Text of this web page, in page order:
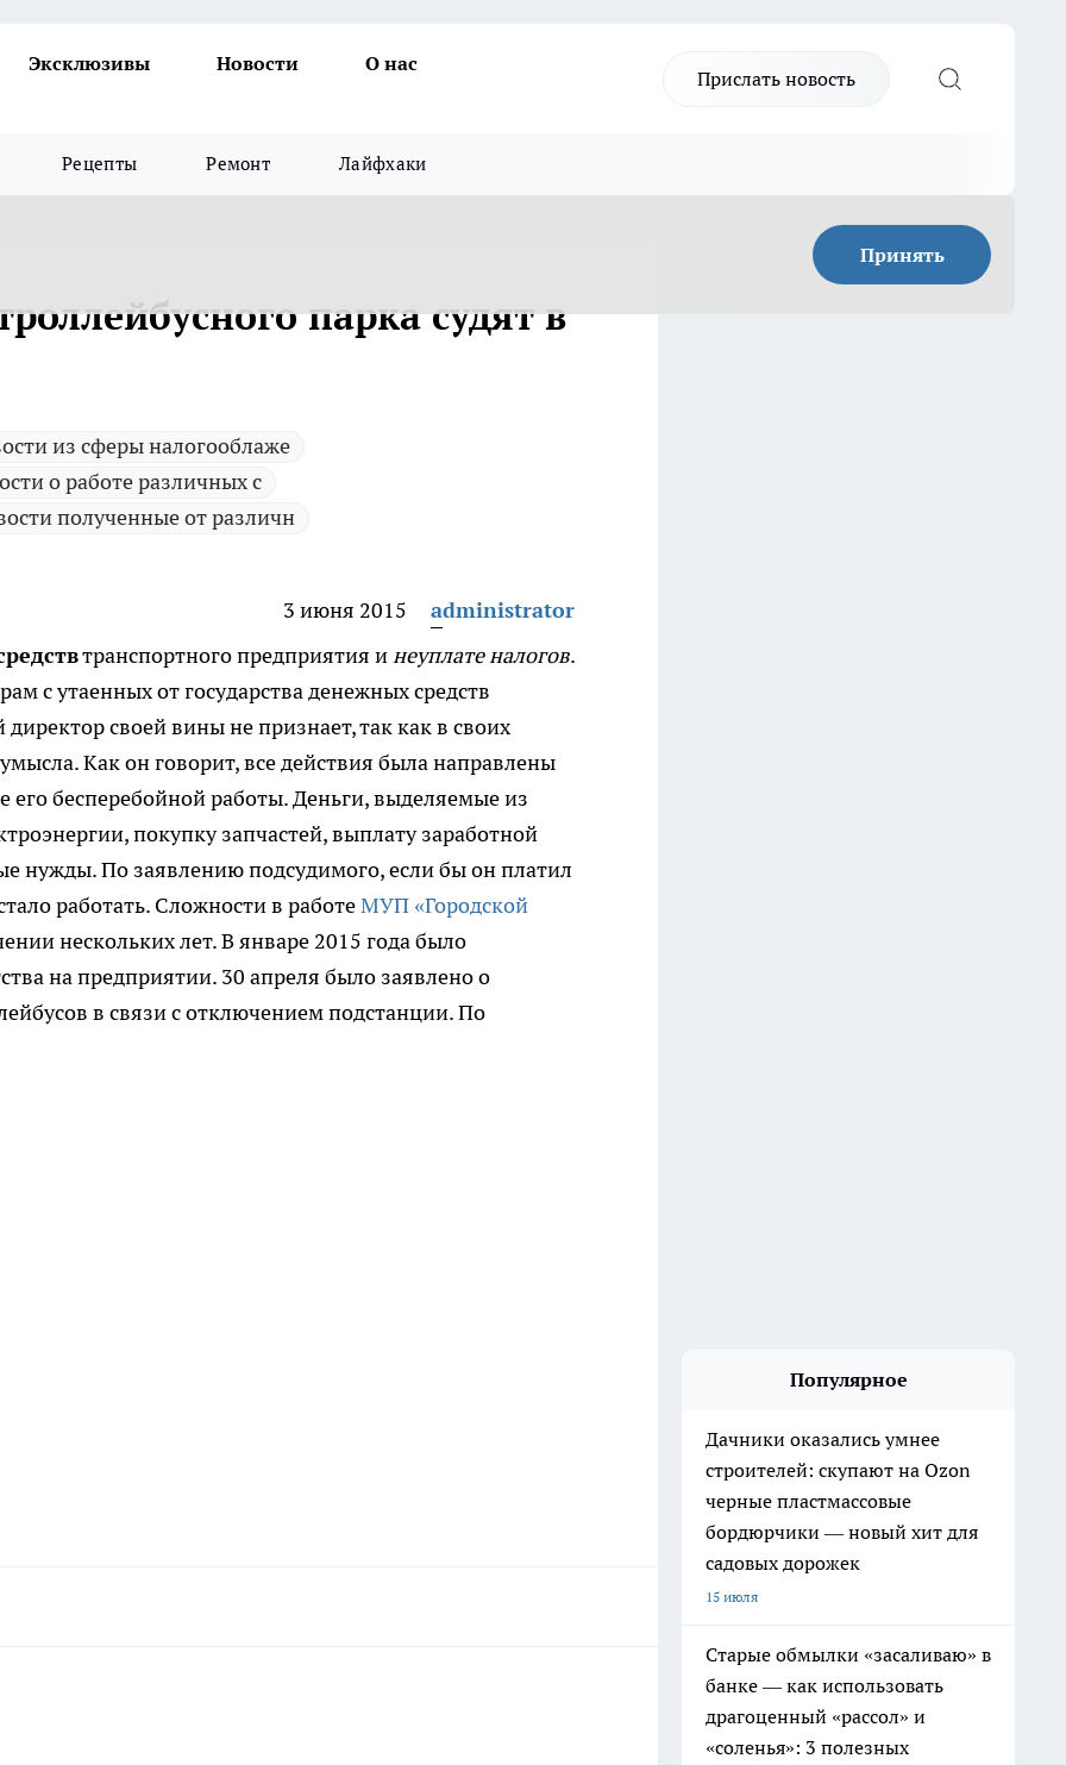
Эксклюзивы Новости О нас
Прислать новость
Рецепты Ремонт Лайфхаки
Принять
парка судят в
из сферы налогооблаже
о работе различных с
полученные от различн
3 июня 2015
administrator
транспортного предприятия инеуплате налогов.
с утаенных от государства денежных средств
своей вины не признает, так как в своих
Как он говорит, все действия была направлены
его бесперебойной работы. Деньги, выделяемые из
покупку запчастей, выплату заработной
нужды. По заявлению подсудимого, если бы он платил
работать. Сложности в работеМУП «Городской
нескольких лет. В январе 2015 года было
на предприятии. 30 апреля было заявлено о
в связи с отключением подстанции. По
Популярное
Дачники оказались умнее
строителей: скупают на Ozon
черные пластмассовые
бордюрчики — новый хит для
садовых дорожек
15 июля
Старые обмылки «засаливаю» в
банке — как использовать
драгоценный «рассол» и
«соленья»: 3 полезных